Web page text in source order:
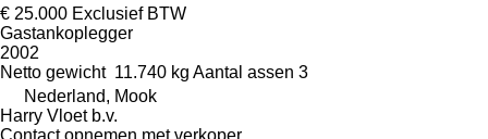
€ 25.000 Exclusief BTW
Gastankoplegger
2002
Netto gewicht 11.740 kg Aantal assen 3
Nederland, Mook
Harry Vloet b.v.